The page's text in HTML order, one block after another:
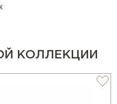
КОЛЛЕКЦИИ